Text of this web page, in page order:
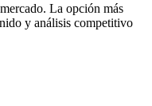
La opción más
y análisis competitivo